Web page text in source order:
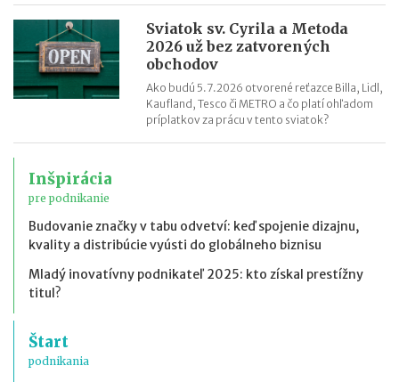
Sviatok sv. Cyrila a Metoda
2026 už bez zatvorených
obchodov
Ako budú 5.7.2026 otvorené reťazce Billa, Lidl,
Kaufland, Tesco či METRO a čo platí ohľadom
príplatkov za prácu v tento sviatok?
Inšpirácia
pre podnikanie
Budovanie značky v tabu odvetví: keď spojenie dizajnu,
kvality a distribúcie vyústi do globálneho biznisu
Mladý inovatívny podnikateľ 2025: kto získal prestížny
titul?
Štart
podnikania